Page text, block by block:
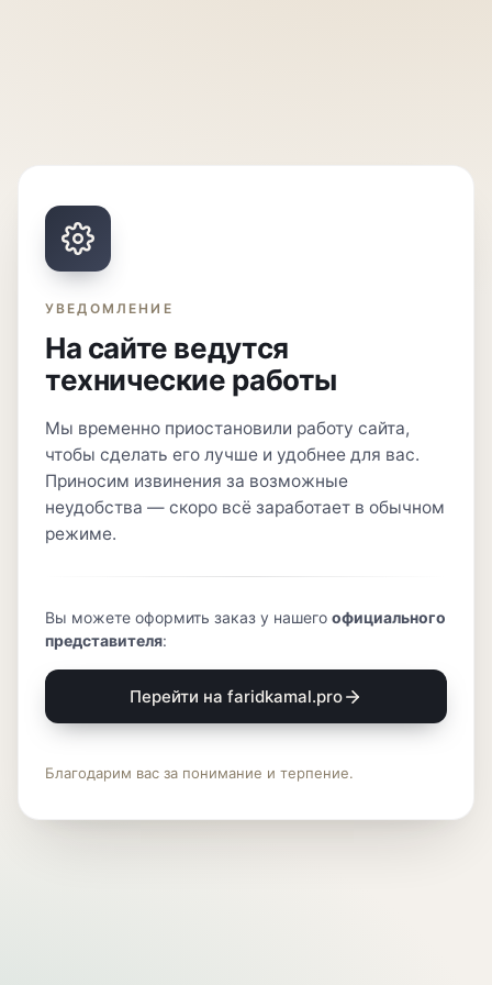
УВЕДОМЛЕНИЕ
На сайте ведутся
технические работы
Мы временно приостановили работу сайта,
чтобы сделать его лучше и удобнее для вас.
Приносим извинения за возможные
неудобства — скоро всё заработает в обычном
режиме.
Вы можете оформить заказ у нашего официального
представителя:
Перейти на faridkamal.pro
Благодарим вас за понимание и терпение.